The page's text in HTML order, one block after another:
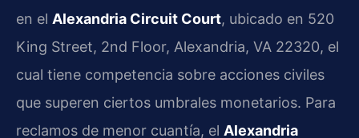
en el Alexandria Circuit Court, ubicado en 520
King Street, 2nd Floor, Alexandria, VA 22320, el
cual tiene competencia sobre acciones civiles
que superen ciertos umbrales monetarios. Para
reclamos de menor cuantía, el Alexandria